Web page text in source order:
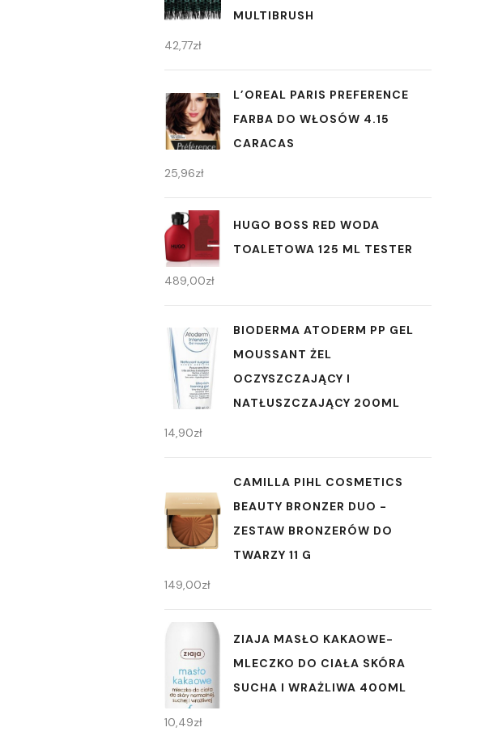
MULTIBRUSH
42,77zł
L’OREAL PARIS PREFERENCE
FARBA DO WŁOSÓW 4.15
CARACAS
25,96zł
HUGO BOSS RED WODA
TOALETOWA 125 ML TESTER
489,00zł
BIODERMA ATODERM PP GEL
MOUSSANT ŻEL
OCZYSZCZAJĄCY I
NATŁUSZCZAJĄCY 200ML
14,90zł
CAMILLA PIHL COSMETICS
BEAUTY BRONZER DUO -
ZESTAW BRONZERÓW DO
TWARZY 11 G
149,00zł
ZIAJA MASŁO KAKAOWE-
MLECZKO DO CIAŁA SKÓRA
SUCHA I WRAŻLIWA 400ML
10,49zł